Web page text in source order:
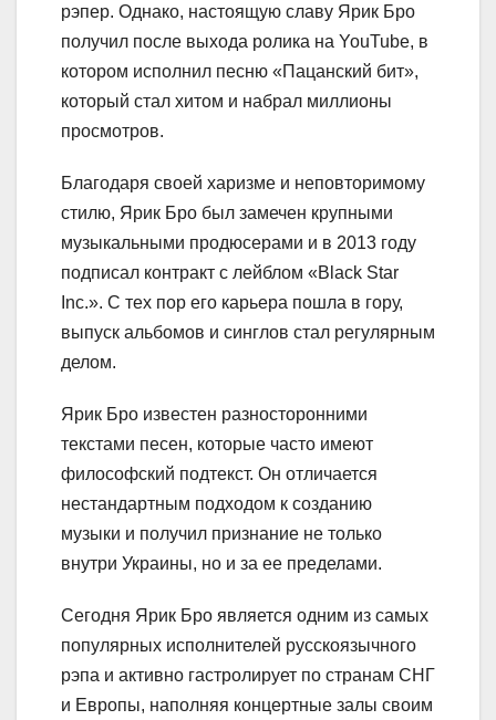
рэпер. Однако, настоящую славу Ярик Бро
получил после выхода ролика на YouTube, в
котором исполнил песню «Пацанский бит»,
который стал хитом и набрал миллионы
просмотров.
Благодаря своей харизме и неповторимому
стилю, Ярик Бро был замечен крупными
музыкальными продюсерами и в 2013 году
подписал контракт с лейблом «Black Star
Inc.». С тех пор его карьера пошла в гору,
выпуск альбомов и синглов стал регулярным
делом.
Ярик Бро известен разносторонними
текстами песен, которые часто имеют
философский подтекст. Он отличается
нестандартным подходом к созданию
музыки и получил признание не только
внутри Украины, но и за ее пределами.
Сегодня Ярик Бро является одним из самых
популярных исполнителей русскоязычного
рэпа и активно гастролирует по странам СНГ
и Европы, наполняя концертные залы своим